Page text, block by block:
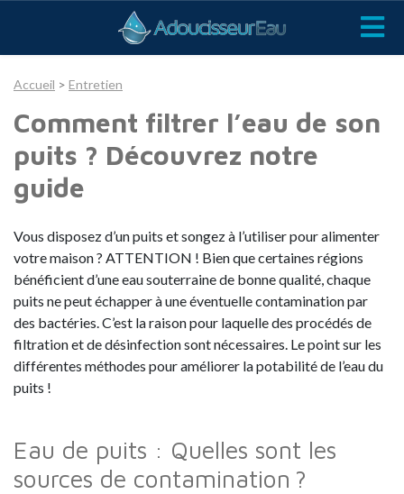
Accueil > Entretien
Comment filtrer l’eau de son
puits ? Découvrez notre
guide
Vous disposez d’un puits et songez à l’utiliser pour alimenter
votre maison ? ATTENTION ! Bien que certaines régions
bénéficient d’une eau souterraine de bonne qualité, chaque
puits ne peut échapper à une éventuelle contamination par
des bactéries. C’est la raison pour laquelle des procédés de
filtration et de désinfection sont nécessaires. Le point sur les
différentes méthodes pour améliorer la potabilité de l’eau du
puits !
Eau de puits : Quelles sont les
sources de contamination ?